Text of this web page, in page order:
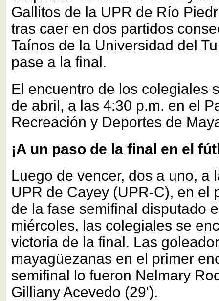
Gallitos de la UPR de Río
tras caer en dos partidos
Taínos de la Universidad del
pase a la final.
El encuentro de los colegiales
de abril, a las 4:30 p.m. en el
Recreación y Deportes de
¡A un paso de la final en el
Luego de vencer, dos a uno, a
UPR de Cayey (UPR-C), en el
de la fase semifinal disputado
miércoles, las colegiales se
victoria de la final. Las
mayagüezanas en el primer
semifinal lo fueron Nelmary
Gilliany Acevedo (29').